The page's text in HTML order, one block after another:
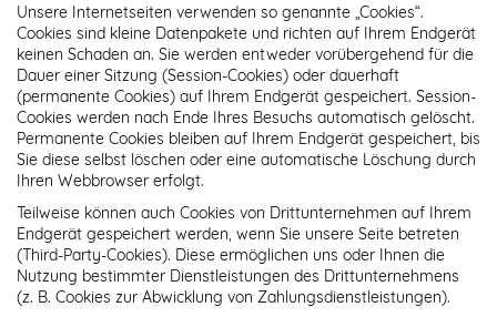
Unsere Internetseiten verwenden so genannte „Cookies“.
Cookies sind kleine Datenpakete und richten auf Ihrem Endgerät
keinen Schaden an. Sie werden entweder vorübergehend für die
Dauer einer Sitzung (Session-Cookies) oder dauerhaft
(permanente Cookies) auf Ihrem Endgerät gespeichert. Session-
Cookies werden nach Ende Ihres Besuchs automatisch gelöscht.
Permanente Cookies bleiben auf Ihrem Endgerät gespeichert, bis
Sie diese selbst löschen oder eine automatische Löschung durch
Ihren Webbrowser erfolgt.
Teilweise können auch Cookies von Drittunternehmen auf Ihrem
Endgerät gespeichert werden, wenn Sie unsere Seite betreten
(Third-Party-Cookies). Diese ermöglichen uns oder Ihnen die
Nutzung bestimmter Dienstleistungen des Drittunternehmens
(z. B. Cookies zur Abwicklung von Zahlungsdienstleistungen).